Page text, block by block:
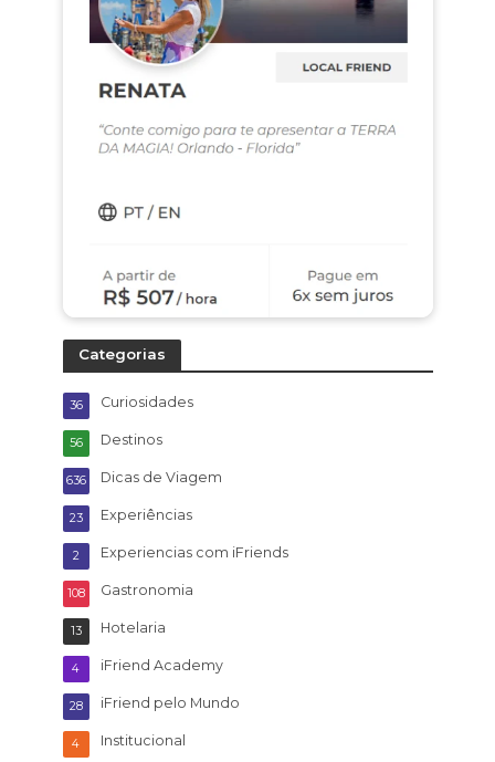
Categorias
Curiosidades
36
Destinos
56
Dicas de Viagem
636
Experiências
23
Experiencias com iFriends
2
Gastronomia
108
Hotelaria
13
iFriend Academy
4
iFriend pelo Mundo
28
Institucional
4